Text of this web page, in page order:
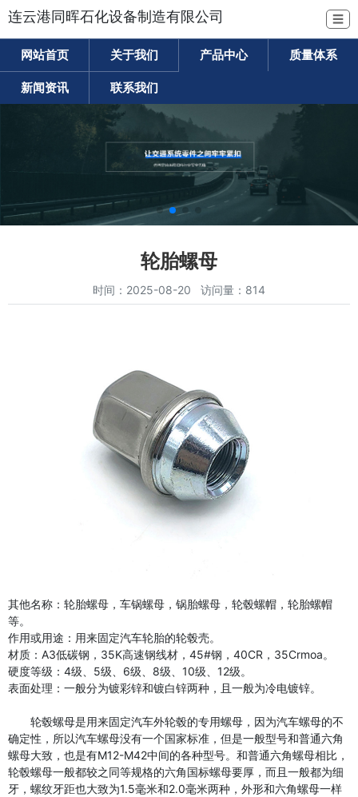
连云港同晖石化设备制造有限公司 ☰
网站首页 关于我们 产品中心 质量体系
新闻资讯 联系我们
轮胎螺母
时间：2025-08-20 访问量：814
其他名称：轮胎螺母，车锅螺母，锅胎螺母，轮毂螺帽，轮胎螺帽
等。
作用或用途：用来固定汽车轮胎的轮毂壳。
材质：A3低碳钢，35K高速钢线材，45#钢，40CR，35Crmoa。
硬度等级：4级、5级、6级、8级、10级、12级。
表面处理：一般分为镀彩锌和镀白锌两种，且一般为冷电镀锌。
轮毂螺母是用来固定汽车外轮毂的专用螺母，因为汽车螺母的不
确定性，所以汽车螺母没有一个国家标准，但是一般型号和普通六角
螺母大致，也是有M12-M42中间的各种型号。和普通六角螺母相比，
轮毂螺母一般都较之同等规格的六角国标螺母要厚，而且一般都为细
牙，螺纹牙距也大致为1.5毫米和2.0毫米两种，外形和六角螺母一样